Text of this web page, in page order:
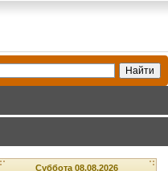
Суббота 08.08.2026